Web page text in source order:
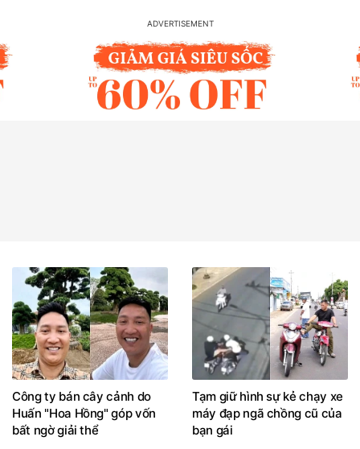
Công ty bán cây cảnh do
Huấn "Hoa Hồng" góp vốn
bất ngờ giải thể
Tạm giữ hình sự kẻ chạy xe
máy đạp ngã chồng cũ của
bạn gái